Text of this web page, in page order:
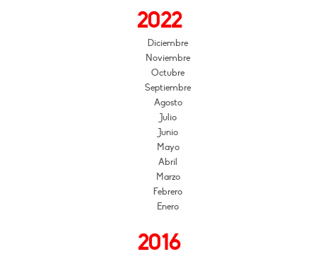
2022
Diciembre
Noviembre
Octubre
Septiembre
Agosto
Julio
Junio
Mayo
Abril
Marzo
Febrero
Enero
2016